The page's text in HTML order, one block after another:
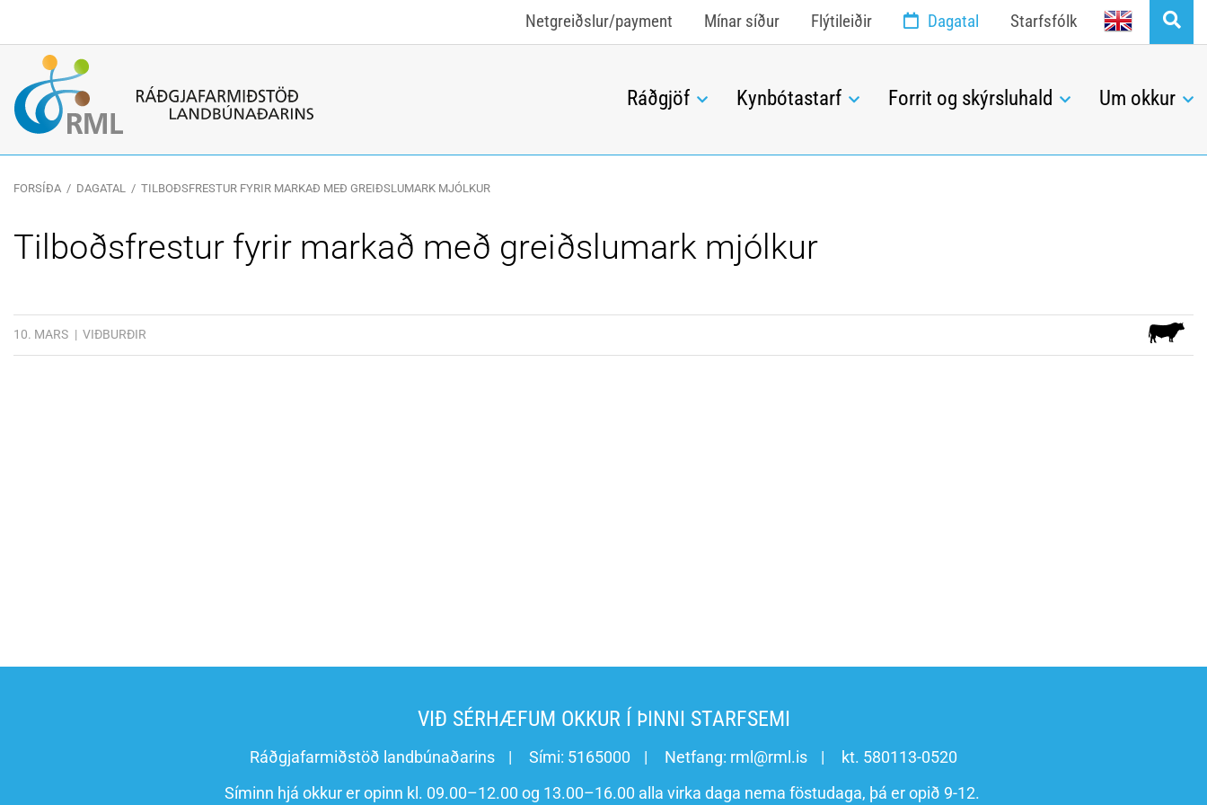
Ráðgjöf Kynbótastarf Forrit og skýrsluhald Um okkur
Netgreiðslur/payment Mínar síður Flýtileiðir Dagatal Starfsfólk English
Leitarorð
FORSÍÐA / DAGATAL / TILBOÐSFRESTUR FYRIR MARKAÐ MEÐ GREIÐSLUMARK MJÓLKUR
Tilboðsfrestur fyrir markað með greiðslumark mjólkur
10. MARS VIÐBURÐIR
VIÐ SÉRHÆFUM OKKUR Í ÞINNI STARFSEMI
Ráðgjafarmiðstöð landbúnaðarins Sími: 5165000 Netfang: rml@rml.is
kt. 580113-0520
Síminn hjá okkur er opinn kl. 09.00–12.00 og 13.00–16.00 alla virka daga nema föstudaga, þá er opið 9-12.